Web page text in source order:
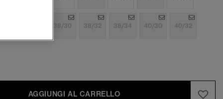
38/30 38/32 38/34 40/30 40/32
AGGIUNGI AL CARRELLO